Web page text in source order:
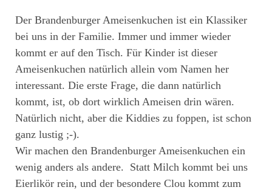
Der Brandenburger Ameisenkuchen ist ein Klassiker
bei uns in der Familie. Immer und immer wieder
kommt er auf den Tisch. Für Kinder ist dieser
Ameisenkuchen natürlich allein vom Namen her
interessant. Die erste Frage, die dann natürlich
kommt, ist, ob dort wirklich Ameisen drin wären.
Natürlich nicht, aber die Kiddies zu foppen, ist schon
ganz lustig ;-).
Wir machen den Brandenburger Ameisenkuchen ein
wenig anders als andere. Statt Milch kommt bei uns
Eierlikör rein, und der besondere Clou kommt zum